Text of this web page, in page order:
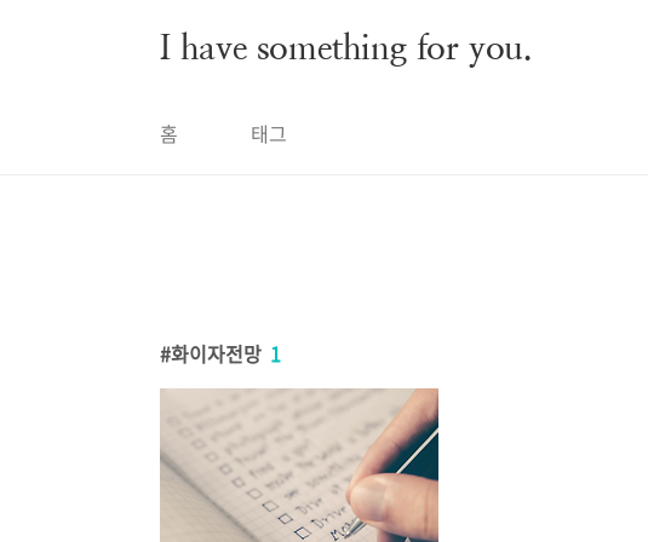
I have something for you.
홈 태그
화이자전망 1